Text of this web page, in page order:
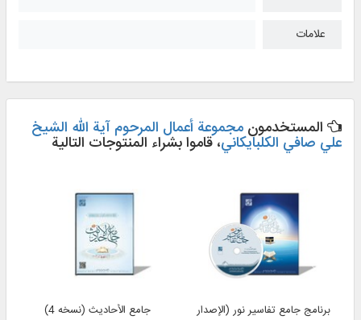
علامات
المستخدمون مجموعة أعمال المرحوم آية الله الشيخ
علي صافي الكلبايكاني، قاموا بشراء المنتوجات التالية
برنامج جامع تفاسير نور (الإصدار 4)
جامع الأحادیث (نسخه 4)